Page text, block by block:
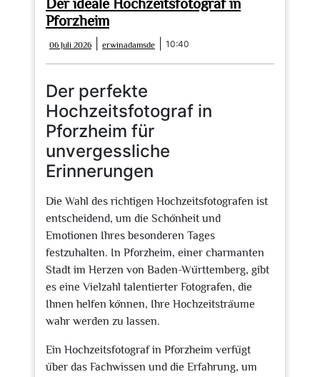
Der ideale Hochzeitsfotograf in
Pforzheim
06 Juli 2026
Juli
2026
erwinadamsde erwinadamsde
10:40
Der perfekte
Hochzeitsfotograf in
Pforzheim für
unvergessliche
Erinnerungen
Die Wahl des richtigen Hochzeitsfotografen ist
entscheidend, um die Schönheit und
Emotionen Ihres besonderen Tages
festzuhalten. In Pforzheim, einer charmanten
Stadt im Herzen von Baden-Württemberg, gibt
es eine Vielzahl talentierter Fotografen, die
Ihnen helfen können, Ihre Hochzeitsträume
wahr werden zu lassen.
Ein Hochzeitsfotograf in Pforzheim verfügt
über das Fachwissen und die Erfahrung, um